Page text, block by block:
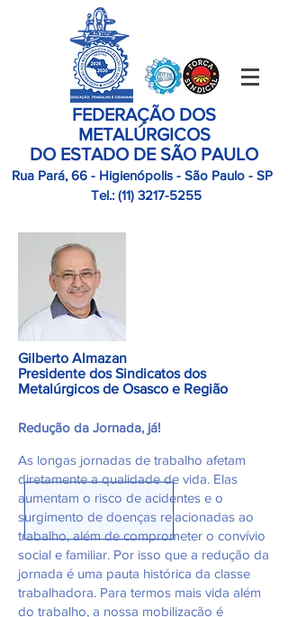
FEDERAÇÃO DOS
METALÚRGICOS
DO ESTADO DE SÃO PAULO
Rua Pará, 66 - Higienópolis - São Paulo - SP
Tel.: (11) 3217-5255
Gilberto Almazan
Presidente dos Sindicatos dos
Metalúrgicos de Osasco e Região
Redução da Jornada, já!
As longas jornadas de trabalho afetam
diretamente a qualidade de vida. Elas
aumentam o risco de acidentes e o
surgimento de doenças relacionadas ao
trabalho, além de comprometer o convívio
social e familiar. Por isso que a redução da
jornada é uma pauta histórica da classe
trabalhadora. Para termos mais vida além
do trabalho, a nossa mobilização é